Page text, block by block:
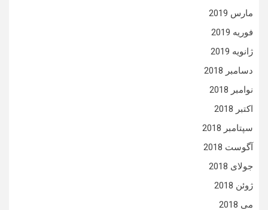
مارس 2019
فوریه 2019
ژانویه 2019
دسامبر 2018
نوامبر 2018
اکتبر 2018
سپتامبر 2018
آگوست 2018
جولای 2018
ژوئن 2018
می 2018